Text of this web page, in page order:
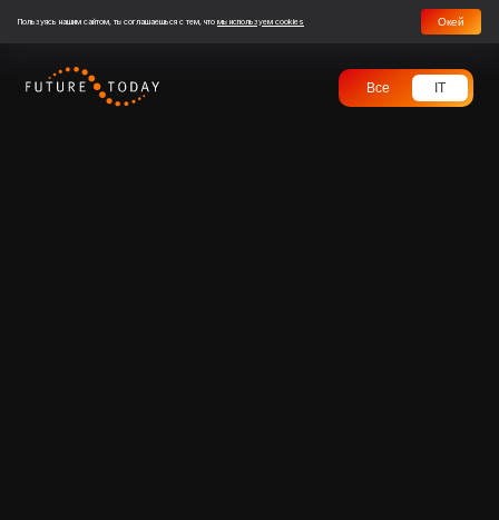
Пользуясь нашим сайтом, ты соглашаешься с тем, что мы используем cookies Окей
Все IT